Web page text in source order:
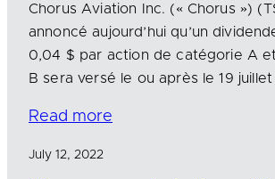
Chorus Aviation Inc. (« Chorus »)
annoncé aujourd’hui qu’un
0,04 $ par action de catégorie A
B sera versé le ou après le 19 juillet
Read more
July 12, 2022